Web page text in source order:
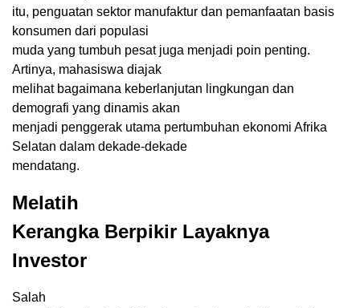
itu, penguatan sektor manufaktur dan pemanfaatan basis
konsumen dari populasi
muda yang tumbuh pesat juga menjadi poin penting.
Artinya, mahasiswa diajak
melihat bagaimana keberlanjutan lingkungan dan
demografi yang dinamis akan
menjadi penggerak utama pertumbuhan ekonomi Afrika
Selatan dalam dekade-dekade
mendatang.
Melatih
Kerangka Berpikir Layaknya
Investor
Salah